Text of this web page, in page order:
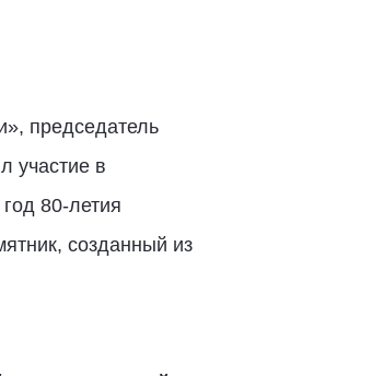
председатель
участие в
80-летия
созданный из